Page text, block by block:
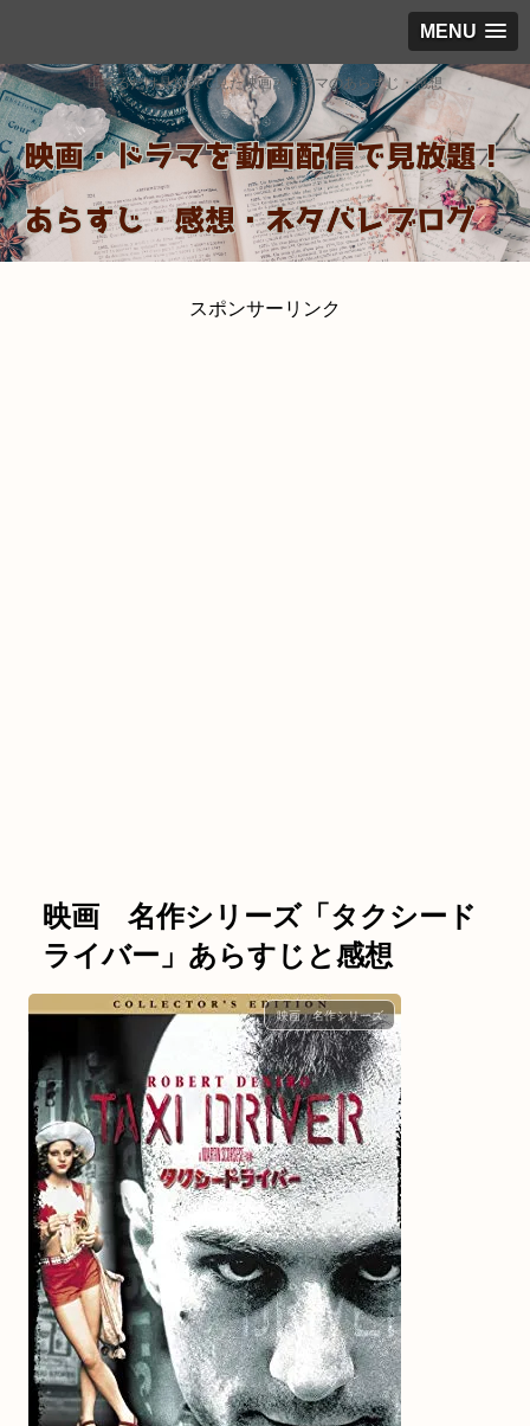
MENU
出来るだけ見放題で見た映画・ドラマのあらすじ・感想
スポンサーリンク
映画 名作シリーズ「タクシード
ライバー」あらすじと感想
映画 名作シリーズ